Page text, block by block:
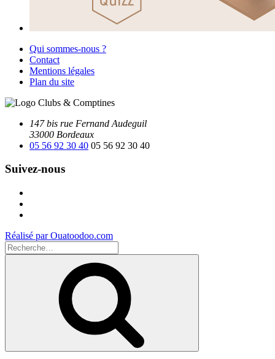
Qui sommes-nous ?
Contact
Mentions légales
Plan du site
147 bis rue Fernand Audeguil
33000 Bordeaux
05 56 92 30 40 05 56 92 30 40
Suivez-nous
Réalisé par Ouatoodoo.com
Recherche
pour